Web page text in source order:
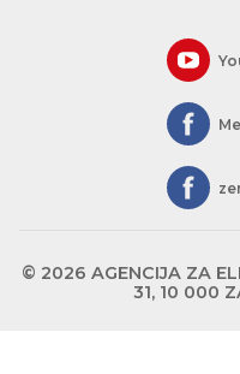
© 2026 AGENCIJA ZA
31, 10 000